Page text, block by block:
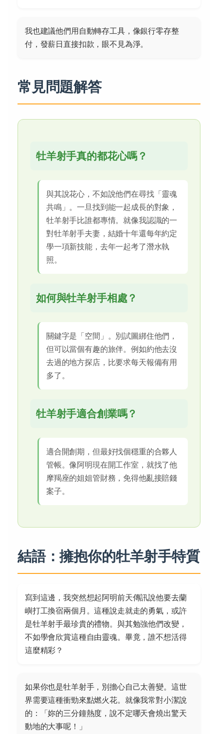
我也建議他們用自動轉存工具，像銀行零存整
付，發薪日直接扣款，眼不見為淨。
常見問題解答
牡羊射手真的都花心嗎？
與其說花心，不如說他們在尋找「靈魂
共鳴」。一旦找到能一起成長的對象，
牡羊射手比誰都專情。就像我認識的一
對牡羊射手夫妻，結婚十年還每年約定
學一項新技能，去年一起考了潛水執
照。
如何與牡羊射手相處？
關鍵字是「空間」。別試圖綁住他們，
但可以當個有趣的旅伴。例如約他去沒
去過的地方探店，比要求每天報備有用
多了。
牡羊射手適合創業嗎？
適合開創期，但最好找個穩重的合夥人
管帳。像阿明現在開工作室，就找了他
摩羯座的姐姐管財務，免得他亂接賠錢
案子。
結語：擁抱你的牡羊射手特質
寫到這邊，我突然想起阿明前天傳訊說他要去蘭
嶼打工換宿兩個月。這種說走就走的勇氣，或許
是牡羊射手最珍貴的禮物。與其勉強他們改變，
不如學會欣賞這種自由靈魂。畢竟，誰不想活得
這麼精彩？
如果你也是牡羊射手，別擔心自己太善變。這世
界需要這種衝勁來點燃火花。就像我常對小潔說
的：「妳的三分鐘熱度，說不定哪天會燒出驚天
動地的大事呢！」